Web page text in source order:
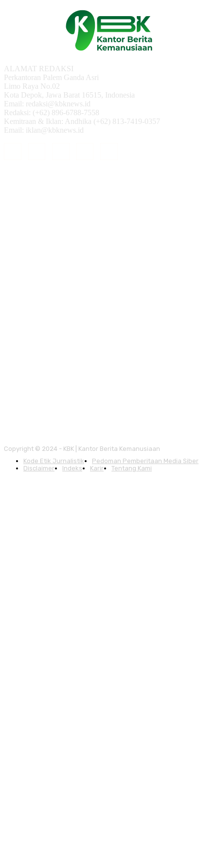
ALAMAT REDAKSI
Perkantoran Palem Ganda Asri
Limo Raya No.02
Kota Depok, Jawa Barat 16515, Indonesia
Email: redaksi@kbknews.id
Redaksi: (+62) 896-6788-7558
Kemitraan & Iklan: Andhika (+62) 813-7419-0357
Email: iklan@kbknews.id
Copyright © 2024 - KBK | Kantor Berita Kemanusiaan
Kode Etik Jurnalistik
Pedoman Pemberitaan Media Siber
Disclaimer
Indeks Karir Tentang Kami